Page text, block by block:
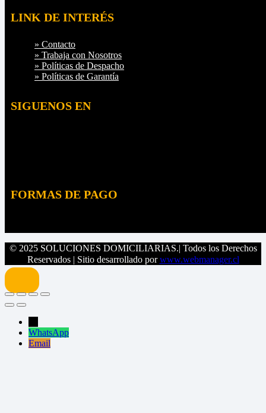
LINK DE INTERÉS
» Contacto
» Trabaja con Nosotros
» Políticas de Despacho
» Políticas de Garantía
SIGUENOS EN
FORMAS DE PAGO
© 2025 SOLUCIONES DOMICILIARIAS.| Todos los Derechos
Reservados | Sitio desarrollado porwww.webmanager.cl
WhatsApp
Email